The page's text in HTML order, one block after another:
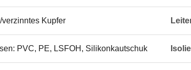
verzinntes Kupfer
PVC, PE, LSFOH, Silikonkautschuk